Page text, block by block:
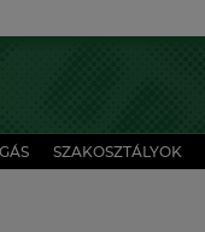
SZAKOSZTÁLYOK